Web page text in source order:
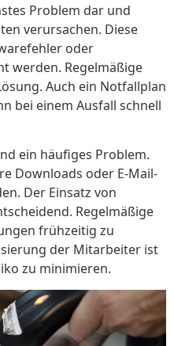
Problem dar und
verursachen. Diese
oder
werden. Regelmäßige
Auch ein Notfallplan
bei einem Ausfall schnell
ein häufiges Problem.
Downloads oder E-Mail-
Der Einsatz von
Regelmäßige
frühzeitig zu
der Mitarbeiter ist
zu minimieren.